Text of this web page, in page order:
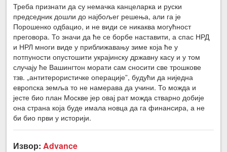
Треба признати да су немачка канцеларка и руски
председник дошли до најбољег решења, али га је
Порошенко одбацио, и не види се никаква могућност
преговора. То значи да ће се борбе наставити, а спас НРД
и НРЛ многи виде у приближавању зиме која ће у
потпуности опустошити украјинску државну касу и у том
случају ће Вашингтон морати сам сносити све трошкове
тзв. „антитерористичке операције”, будући да ниједна
европска земља то не намерава да учини. То можда и
јесте био план Москве јер овај рат можда стварно добије
она страна која буде имала новца да га финансира, а не
би био први у историји.
Извор:Advance